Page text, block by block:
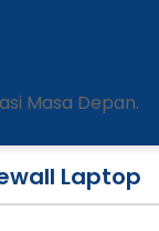
Masa Depan.
Laptop